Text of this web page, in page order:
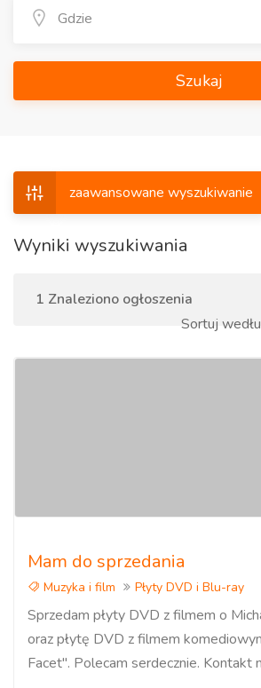
Szukaj
zaawansowane wyszukiwanie
Wyniki wyszukiwania
1 Znaleziono ogłoszenia
Sortuj
Mam do sprzedania
Muzyka i film Płyty DVD i Blu-ray
Sprzedam płyty DVD z filmem o
oraz płytę DVD z filmem
Facet". Polecam serdecznie. Kontakt